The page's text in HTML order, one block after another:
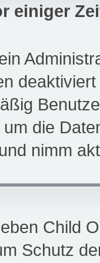
einiger
die
nimm
Child
Schutz